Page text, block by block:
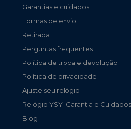
Garantias e cuidados
Formas de envio
Retirada
Perguntas frequentes
Política de troca e devolução
Política de privacidade
Ajuste seu relógio
Relógio YSY (Garantia e
Blog